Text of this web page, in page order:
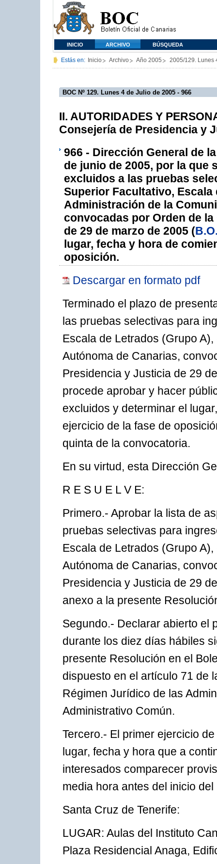
INICIO ARCHIVO BÚSQUEDA
Estás en: Inicio Archivo Año 2005 2005/129. Lunes
BOC Nº 129. Lunes 4 de Julio de 2005 - 966
II. AUTORIDADES Y
Consejería de Presidencia y
966 - Dirección General de
de junio de 2005, por la que
excluidos a las pruebas
Superior Facultativo,
Administración de la
convocadas por Orden de
de 29 de marzo de 2005 (
lugar, fecha y hora de
oposición.
Descargar en formato pdf
Terminado el plazo de
las pruebas selectivas para
Escala de Letrados (Grupo
Autónoma de Canarias,
Presidencia y Justicia de 29
procede aprobar y hacer
excluidos y determinar el
ejercicio de la fase de
quinta de la convocatoria.
En su virtud, esta Dirección
R E S U E L V E:
Primero.- Aprobar la lista de
pruebas selectivas para
Escala de Letrados (Grupo
Autónoma de Canarias,
Presidencia y Justicia de 29
anexo a la presente
Segundo.- Declarar abierto el
durante los diez días hábiles
presente Resolución en el
dispuesto en el artículo 71 de
Régimen Jurídico de las
Administrativo Común.
Tercero.- El primer ejercicio
lugar, fecha y hora que a
interesados comparecer
media hora antes del inicio
Santa Cruz de Tenerife:
LUGAR: Aulas del Instituto
Plaza Residencial Anaga,